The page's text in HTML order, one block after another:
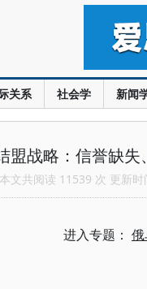
关系 社会学 新闻
盟战略：信誉缺失
文共阅读 11539 次 更新
进入专题：